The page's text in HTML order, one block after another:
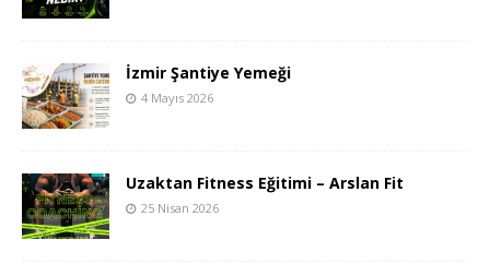
İzmir Şantiye Yemeği
4 Mayıs 2026
Uzaktan Fitness Eğitimi – Arslan Fit
25 Nisan 2026